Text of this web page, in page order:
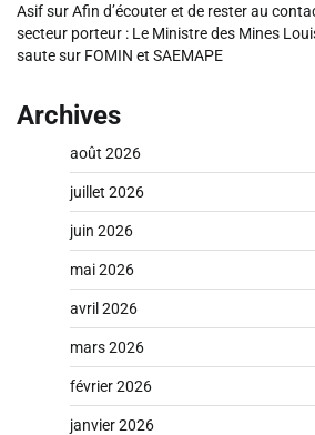
AsifsurAfin d’écouter et de rester au
secteur porteur : Le Ministre des Mines
saute sur FOMIN et SAEMAPE
Archives
août 2026
juillet 2026
juin 2026
mai 2026
avril 2026
mars 2026
février 2026
janvier 2026